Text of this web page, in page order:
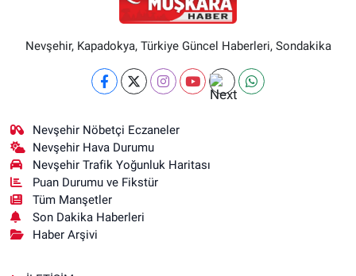
Nevşehir, Kapadokya, Türkiye Güncel Haberleri, Sondakika
Nevşehir Nöbetçi Eczaneler
Nevşehir Hava Durumu
Nevşehir Trafik Yoğunluk Haritası
Puan Durumu ve Fikstür
Tüm Manşetler
Son Dakika Haberleri
Haber Arşivi